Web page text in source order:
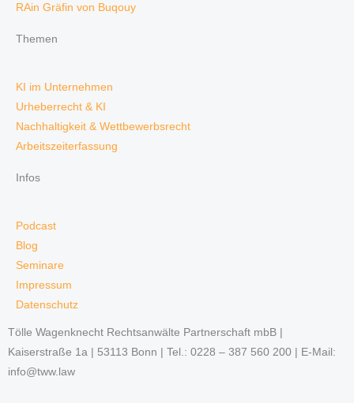
RAin Gräfin von Buqouy
Themen
KI im Unternehmen
Urheberrecht & KI
Nachhaltigkeit & Wettbewerbsrecht
Arbeitszeiterfassung
Infos
Podcast
Blog
Seminare
Impressum
Datenschutz
Tölle Wagenknecht Rechtsanwälte Partnerschaft mbB |
Kaiserstraße 1a | 53113 Bonn | Tel.: 0228 – 387 560 200 | E-Mail:
info@tww.law